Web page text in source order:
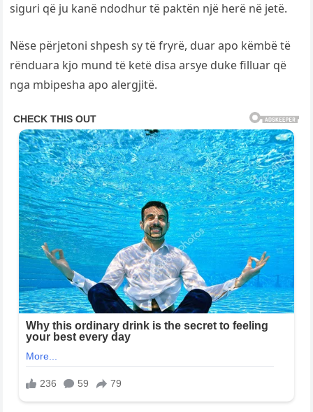
siguri që ju kanë ndodhur të paktën një herë në jetë.
Nëse përjetoni shpesh sy të fryrë, duar apo këmbë të
rënduara kjo mund të ketë disa arsye duke filluar që
nga mbipesha apo alergjitë.